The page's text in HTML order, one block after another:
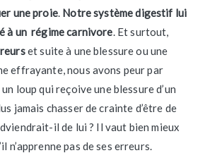
une proie. Notre système digestif lui
à un régime carnivore. Et surtout,
et suite à une blessure ou une
effrayante, nous avons peur par
loup qui reçoive une blessure d’un
jamais chasser de crainte d’être de
il de lui ? Il vaut bien mieux
n’apprenne pas de ses erreurs.